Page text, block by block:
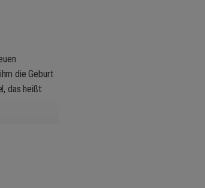
die Geburt
das heißt:
wie wenn
Glanz durch,